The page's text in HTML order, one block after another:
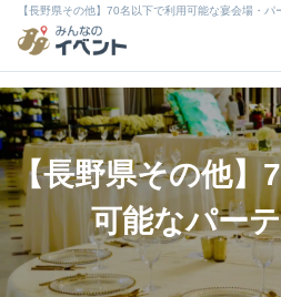
【長野県その他】70名以下で利用可能な宴会場・パ
【長野県その他】
可能なパー